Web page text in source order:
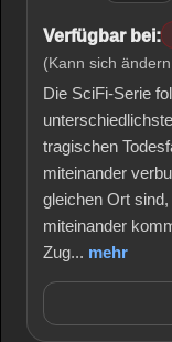
Verfügbar bei:
(Kann sich
Die SciFi-Serie
tragischen
miteinander
gleichen Ort
miteinander
Zug... mehr